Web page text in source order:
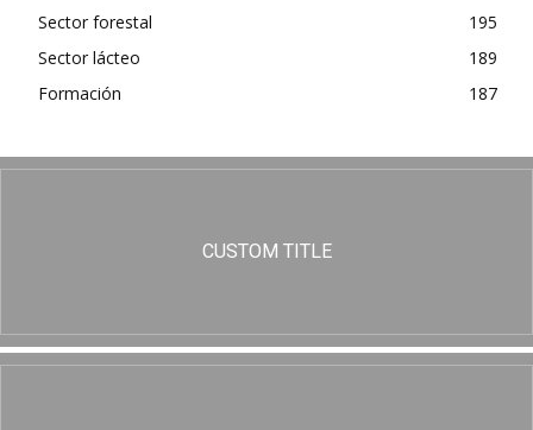
Sector forestal
195
Sector lácteo
189
Formación
187
CUSTOM TITLE